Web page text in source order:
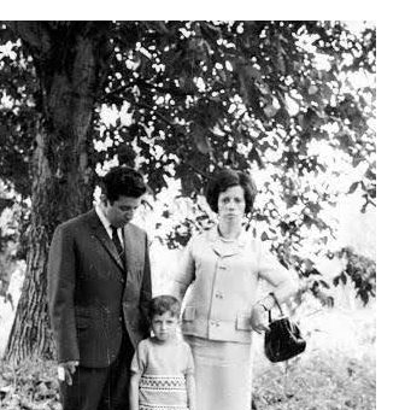
III Alcuentru Cabreira-Senabria